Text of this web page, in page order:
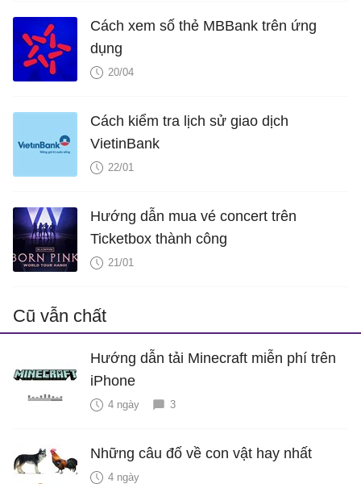
Cách xem số thẻ MBBank trên ứng
dụng
20/04
Cách kiểm tra lịch sử giao dịch
VietinBank
22/01
Hướng dẫn mua vé concert trên
Ticketbox thành công
21/01
Cũ vẫn chất
Hướng dẫn tải Minecraft miễn phí trên
iPhone
4 ngày 3
Những câu đố về con vật hay nhất
4 ngày